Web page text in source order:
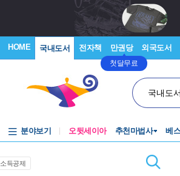
HOME 국내도서 전자책 만권당
첫달무료
외국도서
국내도
분야보기 오뒷세이아 추천마법사 베
소득공제